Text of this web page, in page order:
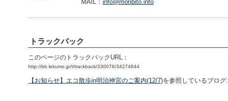
MAIL： info@moribito.info
トラックバック
このページのトラックバックURL：
http://bb.lekumo.jp/t/trackback/330076/34274644
【お知らせ】エコ散歩in明治神宮のご案内(12/7)を参照しているブログ: